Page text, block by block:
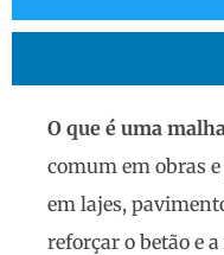
O que é uma
comum em obras
em lajes,
reforçar o betão e